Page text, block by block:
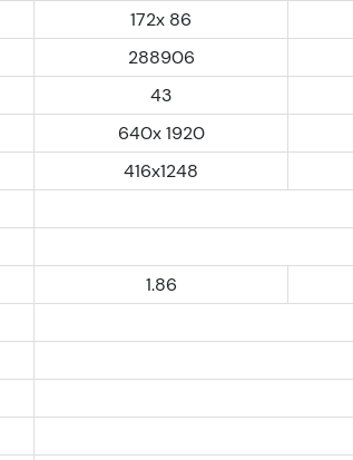
172x 86
288906
43
640x 1920
416x1248
1.86